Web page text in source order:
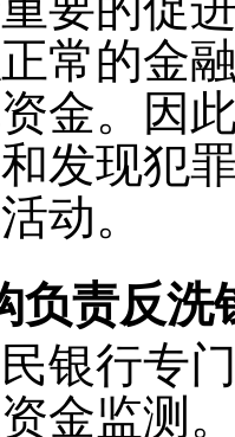
常的金
金。因
发现犯
动。
负责反洗
银行专
金监测